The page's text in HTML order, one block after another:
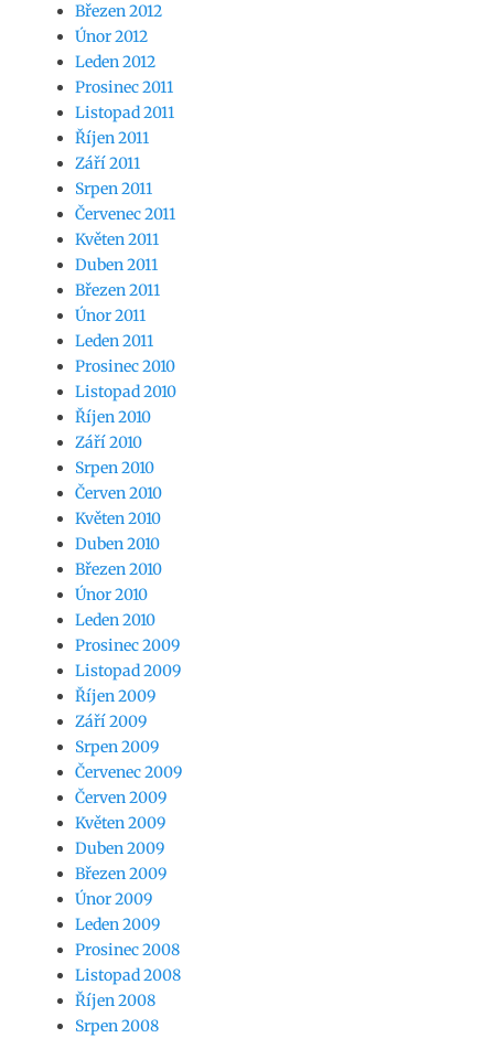
Březen 2012
Únor 2012
Leden 2012
Prosinec 2011
Listopad 2011
Říjen 2011
Září 2011
Srpen 2011
Červenec 2011
Květen 2011
Duben 2011
Březen 2011
Únor 2011
Leden 2011
Prosinec 2010
Listopad 2010
Říjen 2010
Září 2010
Srpen 2010
Červen 2010
Květen 2010
Duben 2010
Březen 2010
Únor 2010
Leden 2010
Prosinec 2009
Listopad 2009
Říjen 2009
Září 2009
Srpen 2009
Červenec 2009
Červen 2009
Květen 2009
Duben 2009
Březen 2009
Únor 2009
Leden 2009
Prosinec 2008
Listopad 2008
Říjen 2008
Srpen 2008